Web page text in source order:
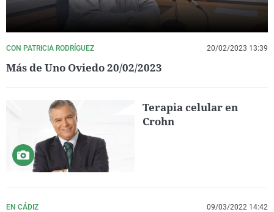
CON PATRICIA RODRÍGUEZ 20/02/2023 13:39
Más de Uno Oviedo 20/02/2023
Terapia celular en
Crohn
EN CÁDIZ 09/03/2022 14:42